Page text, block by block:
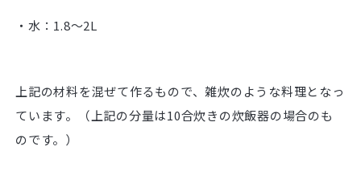
・水：1.8～2L
上記の材料を混ぜて作るもので、雑炊のような料理となっ
ています。（上記の分量は10合炊きの炊飯器の場合のも
のです。）